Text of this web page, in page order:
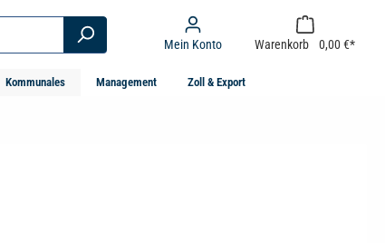
Mein Konto Warenkorb 0,00 €*
Kommunales Management Zoll & Export